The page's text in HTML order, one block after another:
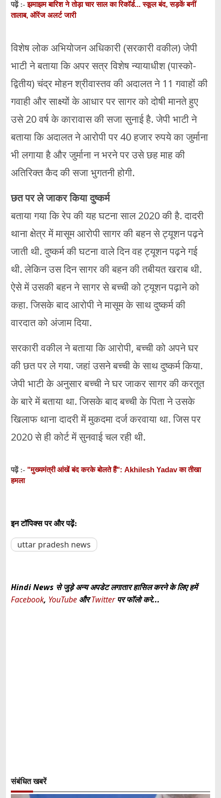
पढ़ें :-झमाझम बारिश ने तोड़ा चार साल का रिकॉर्ड... स्कूल बंद, सड़कें बनीं
तालाब, ऑरेंज अलर्ट जारी
विशेष लोक अभियोजन अधिकारी (सरकारी वकील) जेपी
भाटी ने बताया कि अपर सत्र विशेष न्यायाधीश (पास्को-
द्वितीय) चंद्र मोहन श्रीवास्तव की अदालत ने 11 गवाहों की
गवाही और साक्ष्यों के आधार पर सागर को दोषी मानते हुए
उसे 20 वर्ष के कारावास की सजा सुनाई है. जेपी भाटी ने
बताया कि अदालत ने आरोपी पर 40 हजार रुपये का जुर्माना
भी लगाया है और जुर्माना न भरने पर उसे छह माह की
अतिरिक्त कैद की सजा भुगतनी होगी.
छत पर ले जाकर किया दुष्कर्म
बताया गया कि रेप की यह घटना साल 2020 की है. दादरी
थाना क्षेत्र में मासूम आरोपी सागर की बहन से ट्यूशन पढ़ने
जाती थी. दुष्कर्म की घटना वाले दिन वह ट्यूशन पढ़ने गई
थी. लेकिन उस दिन सागर की बहन की तबीयत खराब थी.
ऐसे में उसकी बहन ने सागर से बच्ची को ट्यूशन पढ़ाने को
कहा. जिसके बाद आरोपी ने मासूम के साथ दुष्कर्म की
वारदात को अंजाम दिया.
सरकारी वकील ने बताया कि आरोपी, बच्ची को अपने घर
की छत पर ले गया. जहां उसने बच्ची के साथ दुष्कर्म किया.
जेपी भाटी के अनुसार बच्ची ने घर जाकर सागर की करतूत
के बारे में बताया था. जिसके बाद बच्ची के पिता ने उसके
खिलाफ थाना दादरी में मुकदमा दर्ज करवाया था. जिस पर
2020 से ही कोर्ट में सुनवाई चल रही थी.
पढ़ें :- "मुख्यमंत्री आंखें बंद करके बोलते हैं": Akhilesh Yadav का तीखा
हमला
इन टॉपिक्स पर और पढ़ें:
uttar pradesh news
Hindi News से जुड़े अन्य अपडेट लगातार हासिल करने के लिए हमें
Facebook, YouTube औरTwitterपर फॉलो करे...
संबंधित खबरें